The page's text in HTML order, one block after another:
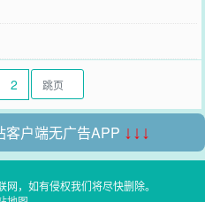
2
客户端无广告APP ↓↓↓
，如有侵权我们将尽快删除。